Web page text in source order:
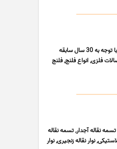
شرکت فولاد صنعت تکتا، ثبت 1386 و شناسه ملی 10610093926 و با ارائه فاکتور رسمی اعلام می دارد با توجه به 30 سال سابقه
فلزی, انواع فلنج, فلنج
نقاله, تسمه نقاله آجدار, تسمه نقاله
نوار نقاله زنجیری, نوار